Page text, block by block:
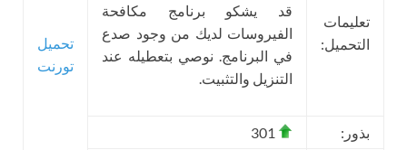
تحميل
تورنت
تعليمات
التحميل:
قد يشكو برنامج مكافحة
الفيروسات لديك من وجود صدع
في البرنامج. نوصي بتعطيله عند
التنزيل والتثبيت.
بذور: